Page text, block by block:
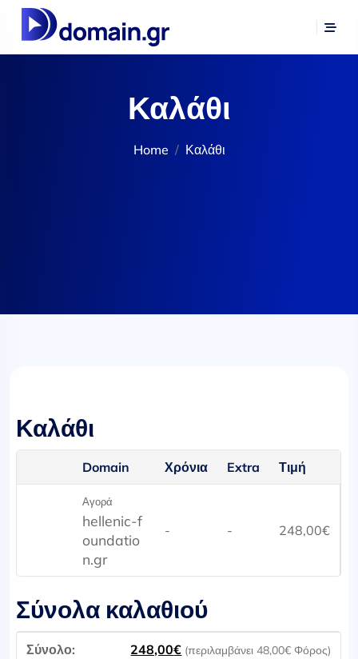
Καλάθι
Home Καλάθι
Καλάθι
Domain Χρόνια Extra Τιμή
Αγορά
hellenic-f
oundatio
n.gr
- - 248,00€
Σύνολα καλαθιού
248,00€ (περιλαμβάνει48,00€ Φόρος)